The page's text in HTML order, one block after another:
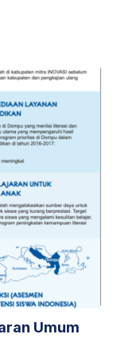
Pendidikan di
Umum